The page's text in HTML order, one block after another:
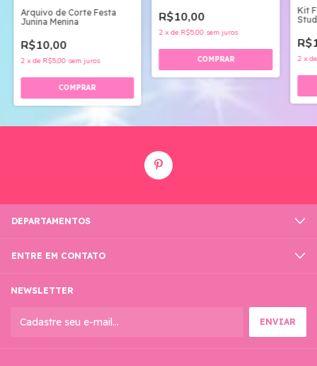
Arquivo de Corte Festa
Junina Menina
R$10,00
2 xde R$5,00 sem juros
R$10,00
2 xde R$5,00 sem juros
Kit
2 x
DEPARTAMENTOS
ENTRE EM CONTATO
NEWSLETTER